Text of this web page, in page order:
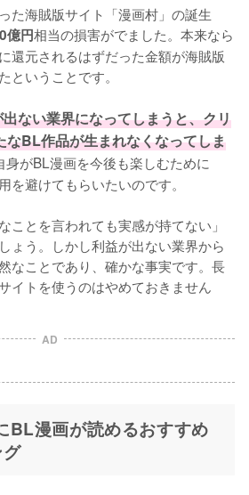
た海賊版サイト「漫画村」の誕生
億円相当の損害がでました。本来なら
還元されるはずだった金額が海賊版
ということです。
ない業界になってしまうと、クリ
なBL作品が生まれなくなってしま
身がBL漫画を今後も楽しむために
を避けてもらいたいのです。
ことを言われても実感が持てない」
ょう。しかし利益が出ない業界から
なことであり、確かな事実です。長
イトを使うのはやめておきません
AD
BL漫画が読めるおすすめ